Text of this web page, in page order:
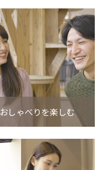
おしゃべりを楽しむ